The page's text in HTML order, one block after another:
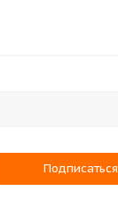
Подписаться